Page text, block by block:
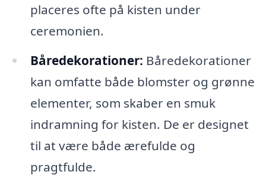
placeres ofte på kisten under
ceremonien.
Båredekorationer: Båredekorationer
kan omfatte både blomster og grønne
elementer, som skaber en smuk
indramning for kisten. De er designet
til at være både ærefulde og
pragtfulde.